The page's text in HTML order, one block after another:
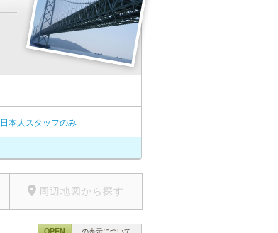
日本人スタッフのみ
周辺地図から探す
の表示について